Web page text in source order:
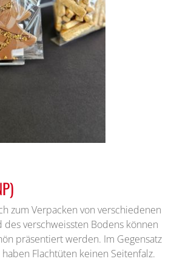
zum Verpacken von verschiedenen
verschweissten Bodens können
präsentiert werden. Im Gegensatz
Flachtüten keinen Seitenfalz.